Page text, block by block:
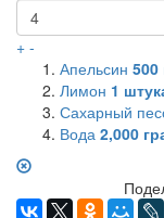
+ -
Апельсин 500
Лимон 1
Сахарный
Вода 2,000